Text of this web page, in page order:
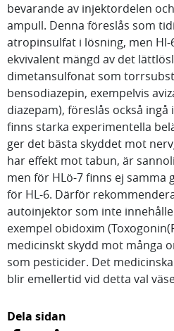
bevarande av injektordelen
ampull. Denna föreslås som
atropinsulfat i lösning, men
ekvivalent mängd av det
dimetansulfonat som
bensodiazepin, exempelvis
diazepam), föreslås också
finns starka experimentella
ger det bästa skyddet mot
har effekt mot tabun, är
men för HLö-7 finns ej
för HL-6. Därför
autoinjektor som inte
exempel obidoxim
medicinskt skydd mot många
som pesticider. Det
blir emellertid vid detta val
Dela sidan